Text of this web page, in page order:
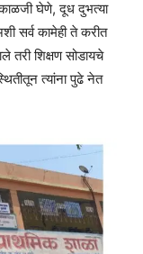
घेणे, दूध दुभत्या
सर्व कामेही ते करीत
तरी शिक्षण सोडायचे
त्यांना पुढे नेत